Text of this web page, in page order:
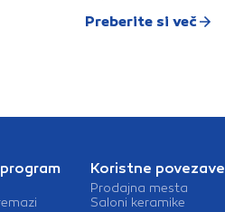
Preberite si več
Koristne povezave
Prodajna mesta
Saloni keramike